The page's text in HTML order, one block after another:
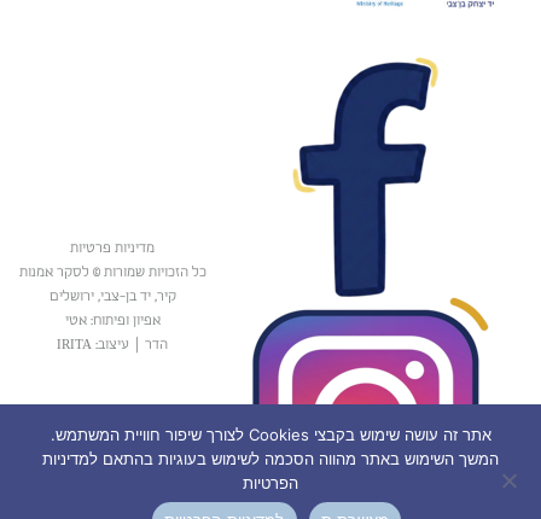
מדיניות פרטיות
כל הזכויות שמורות © לסקר אמנות
קיר, יד בן-צבי, ירושלים
אפיון ופיתוח: אטי
הדר
עיצוב: IRITA
אתר זה עושה שימוש בקבצי Cookies לצורך שיפור חוויית המשתמש.
המשך השימוש באתר מהווה הסכמה לשימוש בעוגיות בהתאם למדיניות
הפרטיות